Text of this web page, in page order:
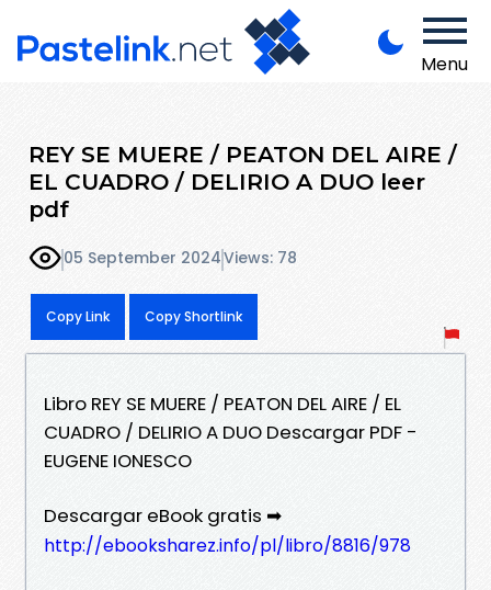
Menu
REY SE MUERE / PEATON DEL AIRE /
EL CUADRO / DELIRIO A DUO leer
pdf
05 September 2024Views: 78
Copy Link Copy Shortlink
Libro REY SE MUERE / PEATON DEL AIRE / EL
CUADRO / DELIRIO A DUO Descargar PDF -
EUGENE IONESCO
Descargar eBook gratis ➡
http://ebooksharez.info/pl/libro/8816/978